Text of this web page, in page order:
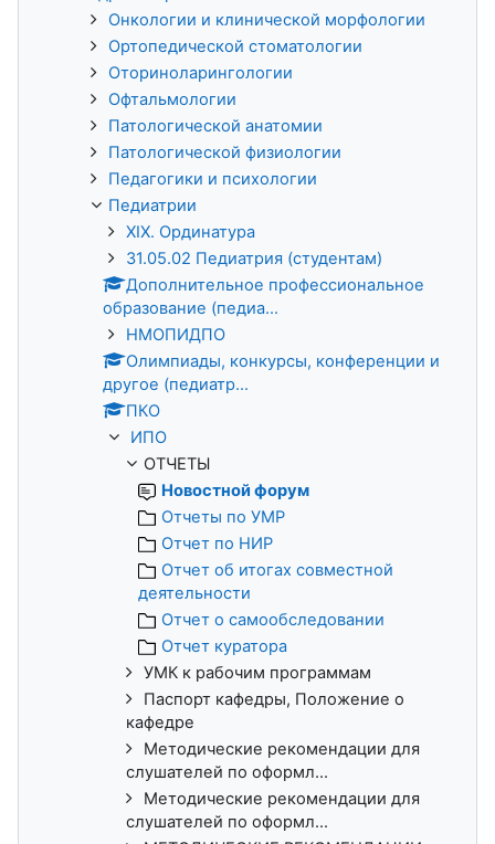
Онкологии и клинической морфологии
Ортопедической стоматологии
Оториноларингологии
Офтальмологии
Патологической анатомии
Патологической физиологии
Педагогики и психологии
Педиатрии
XIX. Ординатура
31.05.02 Педиатрия (студентам)
Дополнительное профессиональное
образование (педиа...
НМОПИДПО
Олимпиады, конкурсы, конференции и
другое (педиатр...
ПКО
ИПО
ОТЧЕТЫ
Новостной форум
Отчеты по УМР
Отчет по НИР
Отчет об итогах совместной
деятельности
Отчет о самообследовании
Отчет куратора
УМК к рабочим программам
Паспорт кафедры, Положение о
кафедре
Методические рекомендации для
слушателей по оформл...
Методические рекомендации для
слушателей по оформл...